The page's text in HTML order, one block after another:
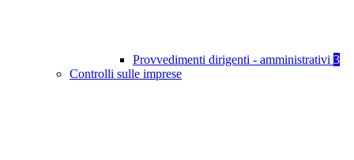
Provvedimenti dirigenti - amministrativi 3
Controlli sulle imprese